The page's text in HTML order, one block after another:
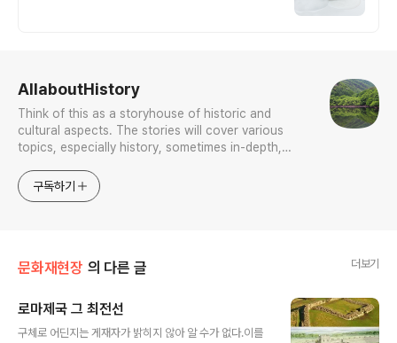
AllaboutHistory
Think of this as a storyhouse of historic and
cultural aspects. The stories will cover various
topics, especially history, sometimes in-depth,
approach will be to resist any common sense or
generalized viewpoint
구독하기
문화재현장 의 다른 글 더보기
로마제국 그 최전선
구체로 어딘지는 게재자가 밝히지 않아 알 수가 없다.이를